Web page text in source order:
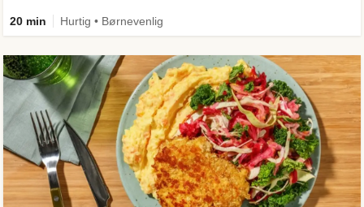
20 min Hurtig • Børnevenlig